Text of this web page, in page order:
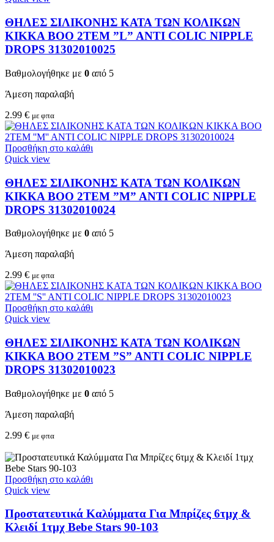
ΘΗΛΕΣ ΣΙΛΙΚΟΝΗΣ ΚΑΤΑ ΤΩΝ ΚΟΛΙΚΩΝ
KIKKA BOO 2TEM ”L” ANTI COLIC NIPPLE
DROPS 31302010025
Βαθμολογήθηκε με 0 από 5
Άμεση παραλαβή
2.99 € με φπα
Προσθήκη στο καλάθι
Quick view
ΘΗΛΕΣ ΣΙΛΙΚΟΝΗΣ ΚΑΤΑ ΤΩΝ ΚΟΛΙΚΩΝ
KIKKA BOO 2TEM ”M” ANTI COLIC NIPPLE
DROPS 31302010024
Βαθμολογήθηκε με 0 από 5
Άμεση παραλαβή
2.99 € με φπα
Προσθήκη στο καλάθι
Quick view
ΘΗΛΕΣ ΣΙΛΙΚΟΝΗΣ ΚΑΤΑ ΤΩΝ ΚΟΛΙΚΩΝ
KIKKA BOO 2TEM ”S” ANTI COLIC NIPPLE
DROPS 31302010023
Βαθμολογήθηκε με 0 από 5
Άμεση παραλαβή
2.99 € με φπα
Προσθήκη στο καλάθι
Quick view
Προστατευτικά Καλύμματα Για Μπρίζες 6τμχ &
Κλειδί 1τμχ Bebe Stars 90-103